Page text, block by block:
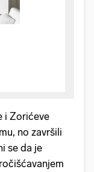
i Zorićeve
no završili
se da je